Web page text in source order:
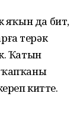
яҡын да бит,
терәк
Ҡатын
ҡапҡаны
китте.